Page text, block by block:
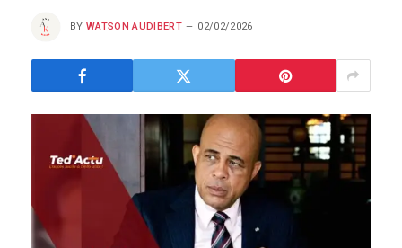
BY WATSON AUDIBERT 02/02/2026